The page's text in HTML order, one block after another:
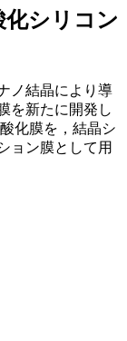
化シリコン
ノ結晶により導
を新たに開発し
化膜を，結晶シ
ョン膜として用